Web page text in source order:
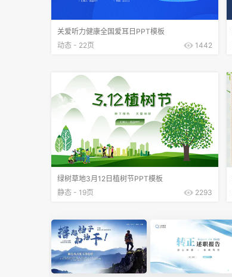
关爱听力健康全国爱耳日PPT模板
动态 - 22页
1442
绿树草地3月12日植树节PPT模板
静态 - 19页
2293